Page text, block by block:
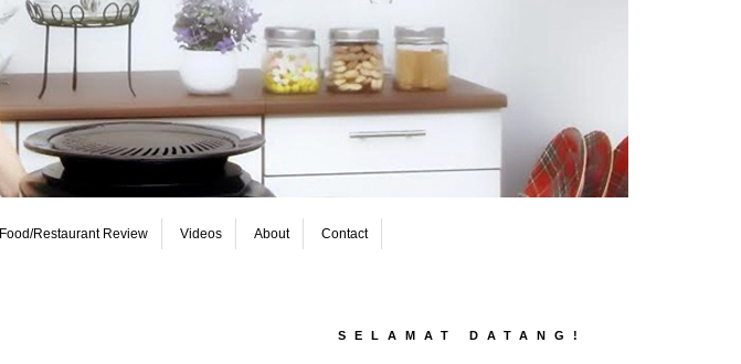
Food/Restaurant Review Videos About Contact
SELAMAT DATANG!